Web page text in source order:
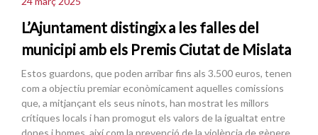
L’Ajuntament distingix a les falles del
municipi amb els Premis Ciutat de Mislata
Estos guardons, que poden arribar fins als 3.500 euros, tenen
com a objectiu premiar econòmicament aquelles comissions
que, a mitjançant els seus ninots, han mostrat les millors
crítiques locals i han promogut els valors de la igualtat entre
dones i homes, així com la prevenció de la violència de gènere.